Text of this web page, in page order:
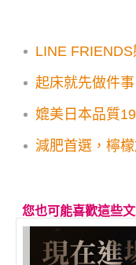
LINE
起床就先做件
媲美日本品質
減肥首選，檸
您也可能喜歡這些